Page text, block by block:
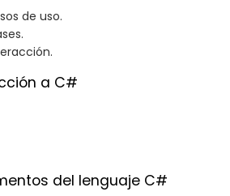
de uso.
a C#
del lenguaje C#